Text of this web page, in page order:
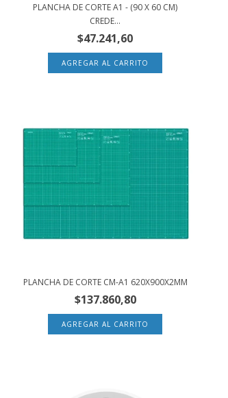
PLANCHA DE CORTE A1 - (90 X 60 CM)
CREDE...
$47.241,60
PLANCHA DE CORTE CM-A1 620X900X2MM
$137.860,80